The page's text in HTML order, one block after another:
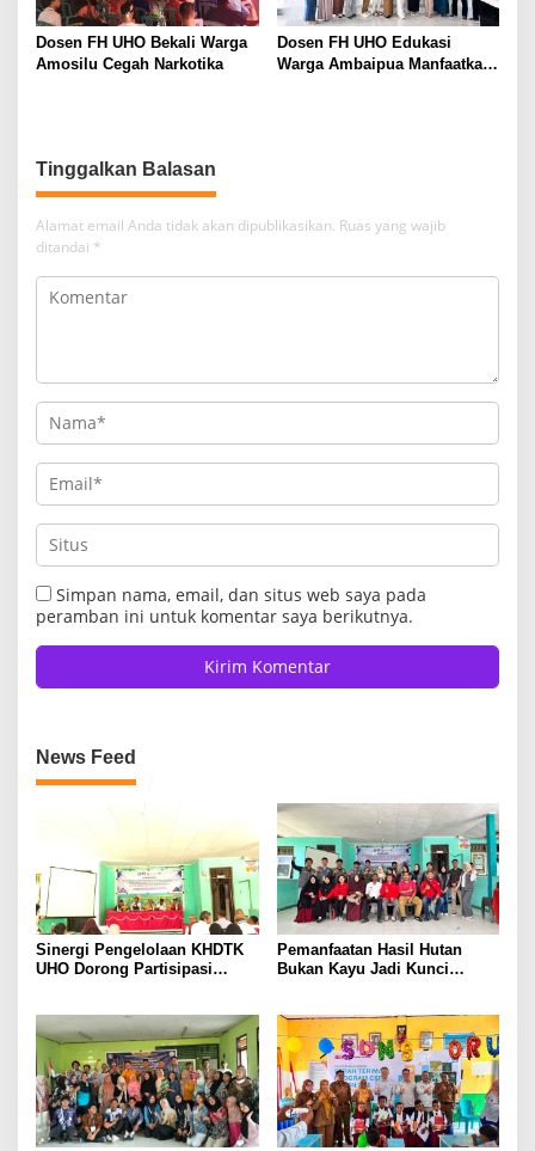
Dosen FH UHO Bekali Warga
Amosilu Cegah Narkotika
Dosen FH UHO Edukasi
Warga Ambaipua Manfaatkan
Tinggalkan Balasan
Alamat email Anda tidak akan dipublikasikan. Ruas yang wajib
ditandai *
Simpan nama, email, dan situs web saya pada
peramban ini untuk komentar saya berikutnya.
News Feed
Sinergi Pengelolaan KHDTK
UHO Dorong Partisipasi
Pemanfaatan Hasil Hutan
Bukan Kayu Jadi Kunci